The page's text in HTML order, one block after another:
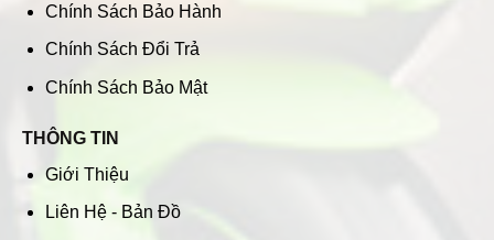
Chính Sách Bảo Hành
Chính Sách Đổi Trả
Chính Sách Bảo Mật
THÔNG TIN
Giới Thiệu
Liên Hệ - Bản Đồ